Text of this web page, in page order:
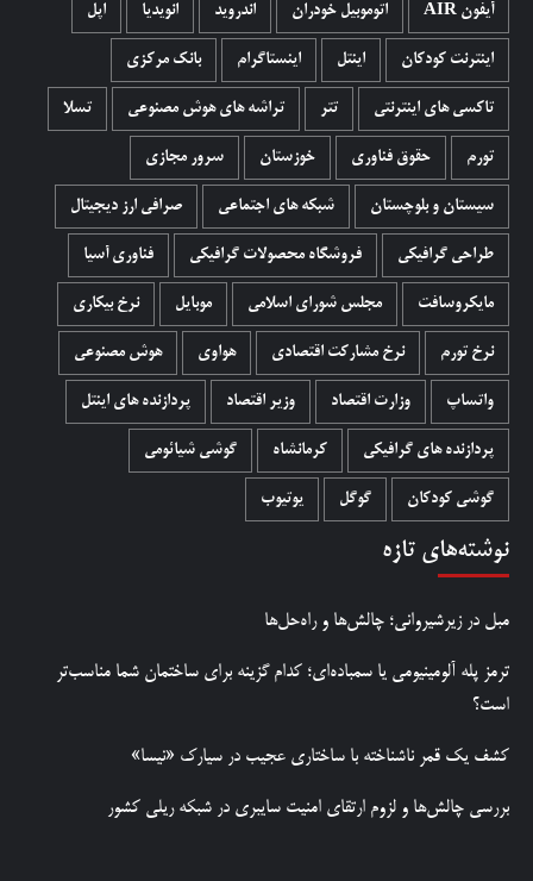
آیفون AIR اتوموبیل خودران اندروید انویدیا اپل
اینترنت کودکان اینتل اینستاگرام بانک مرکزی
تاکسی های اینترنتی تتر تراشه های هوش مصنوعی تسلا
تورم حقوق فناوری خوزستان سرور مجازی
سیستان و بلوچستان شبکه های اجتماعی صرافی ارز دیجیتال
طراحی گرافیکی فروشگاه محصولات گرافيکی فناوری آسیا
مایکروسافت مجلس شورای اسلامی موبایل نرخ بیکاری
نرخ تورم نرخ مشارکت اقتصادی هواوی هوش مصنوعی
واتساپ وزارت اقتصاد وزیر اقتصاد پردازنده های اینتل
پردازنده های گرافیکی کرمانشاه گوشی شیائومی
گوشی کودکان گوگل یوتیوب
نوشته‌های تازه
مبل در زیرشیروانی؛ چالش‌ها و راه‌حل‌ها
ترمز پله آلومینیومی یا سمباده‌ای؛ کدام گزینه برای ساختمان شما مناسب‌تر
است؟
کشف یک قمر ناشناخته با ساختاری عجیب در سیارک «نیسا»
بررسی چالش‌ها و لزوم ارتقای امنیت سایبری در شبکه ریلی کشور